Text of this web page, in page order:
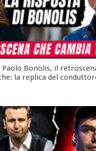
Bonolis, il
la replica del